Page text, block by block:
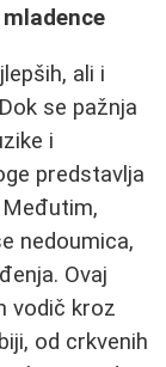
ali i
se pažnja
i
predstavlja
nedoumica,
Ovaj
vodič kroz
od crkvenih